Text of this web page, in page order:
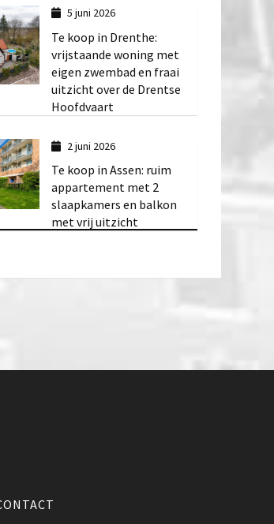
5 juni 2026
Te koop in Drenthe:
vrijstaande woning met
eigen zwembad en fraai
uitzicht over de Drentse
Hoofdvaart
2 juni 2026
Te koop in Assen: ruim
appartement met 2
slaapkamers en balkon
met vrij uitzicht